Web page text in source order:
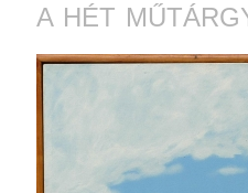
A HÉT